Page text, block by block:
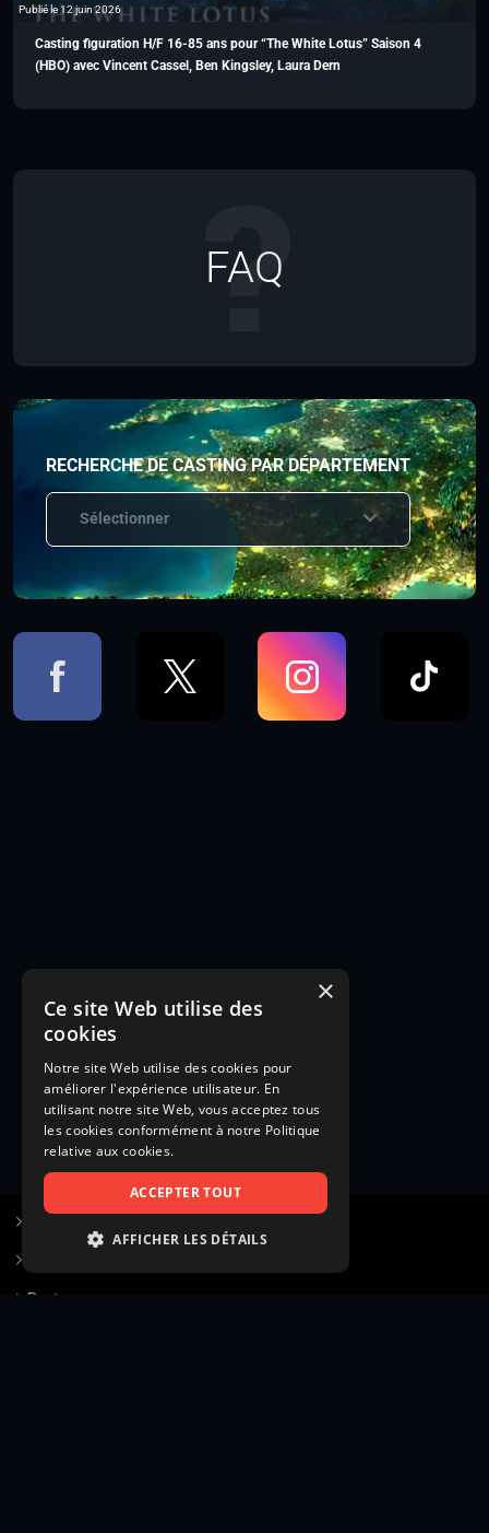
Publié le 12 juin 2026
Casting figuration H/F 16-85 ans pour “The White Lotus” Saison 4
(HBO) avec Vincent Cassel, Ben Kingsley, Laura Dern
FAQ
RECHERCHE DE CASTING PAR DÉPARTEMENT
Sélectionner
Poster une annonce
×
Ce site Web utilise des
cookies
Notre site Web utilise des cookies pour
améliorer l'expérience utilisateur. En
utilisant notre site Web, vous acceptez tous
les cookies conformément à notre Politique
relative aux cookies.
ACCEPTER TOUT
AFFICHER LES DÉTAILS